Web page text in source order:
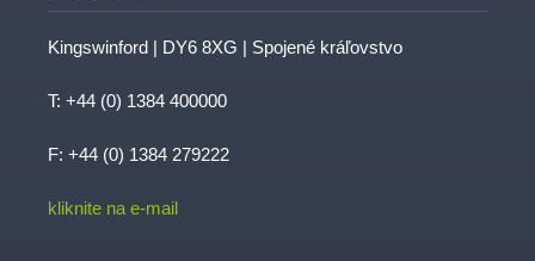
Kingswinford | DY6 8XG | Spojené kráľovstvo
T: +44 (0) 1384 400000
F: +44 (0) 1384 279222
kliknite na e-mail